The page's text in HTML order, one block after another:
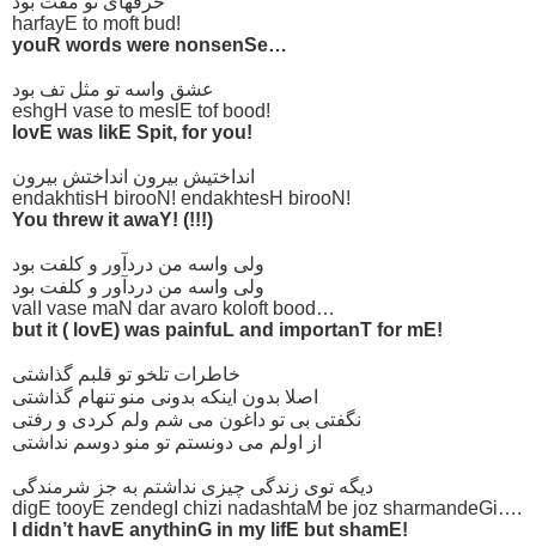
harfayE to moft bud!
youR words were nonsenSe…
عشق واسه تو مثل تف بود
eshgH vase to meslE tof bood!
lovE was likE Spit, for you!
انداختیش بیرون انداختش بیرون
endakhtisH birooN! endakhtesH birooN!
You threw it awaY! (!!!)
ولی واسه من دردآور و کلفت بود
ولی واسه من دردآور و کلفت بود
valI vase maN dar avaro koloft bood…
but it ( lovE) was painfuL and importanT for mE!
خاطرات تلخو تو قلبم گذاشتی
اصلا بدون اینکه بدونی منو تنهام گذاشتی
نگفتی بی تو داغون می شم ولم کردی و رفتی
از اولم می دونستم تو منو دوسم نداشتی
دیگه توی زندگی چیزی نداشتم به جز شرمندگی
digE tooyE zendegI chizi nadashtaM be joz sharmandeGi….
I didn’t havE anythinG in my lifE but shamE!